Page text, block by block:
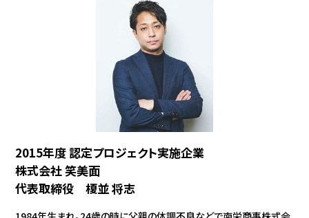
2015年度 認定プロジェクト実施企業
株式会社 笑美面
代表取締役 榎並 将志